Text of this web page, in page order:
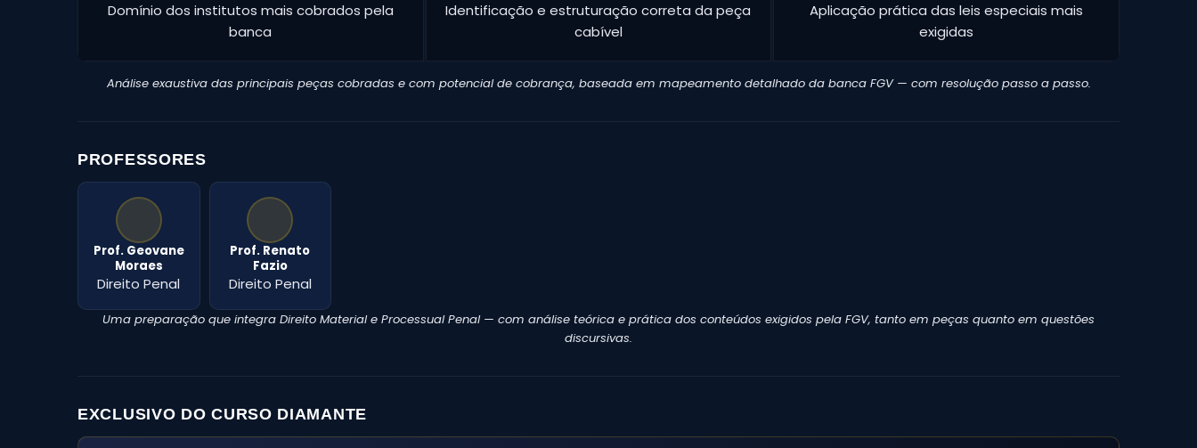
Domínio dos institutos mais cobrados pela
banca
Identificação e estruturação correta da peça
cabível
Aplicação prática das leis especiais mais
exigidas
Análise exaustiva das principais peças cobradas e com potencial de cobrança, baseada em mapeamento detalhado da banca FGV — com resolução passo a passo.
PROFESSORES
Prof. Geovane
Moraes
Direito Penal
Prof. Renato
Fazio
Direito Penal
Uma preparação que integra Direito Material e Processual Penal — com análise teórica e prática dos conteúdos exigidos pela FGV, tanto em peças quanto em questões
discursivas.
EXCLUSIVO DO CURSO DIAMANTE